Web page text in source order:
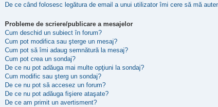
De ce când folosesc legătura de email a unui utilizator îmi cere să mă
Probleme de scriere/publicare a mesajelor
Cum deschid un subiect în forum?
Cum pot modifica sau şterge un mesaj?
Cum pot să îmi adaug semnătură la mesaj?
Cum pot crea un sondaj?
De ce nu pot adăuga mai multe opţiuni la sondaj?
Cum modific sau şterg un sondaj?
De ce nu pot să accesez un forum?
De ce nu pot adăuga fişiere ataşate?
De ce am primit un avertisment?